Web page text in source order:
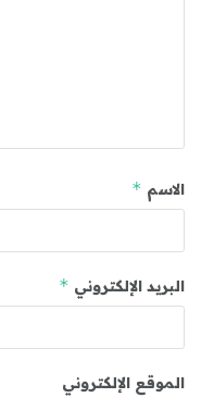
الاسم *
البريد الإلكتروني *
الموقع الإلكتروني